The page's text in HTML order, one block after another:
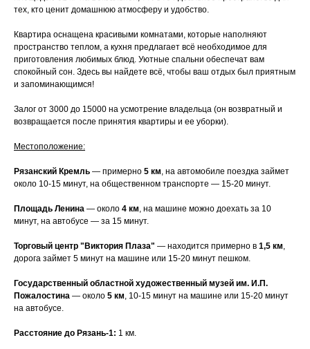
тех, кто ценит домашнюю атмосферу и удобство.
Квартира оснащена красивыми комнатами, которые наполняют
пространство теплом, а кухня предлагает всё необходимое для
приготовления любимых блюд. Уютные спальни обеспечат вам
спокойный сон. Здесь вы найдете всё, чтобы ваш отдых был приятным
и запоминающимся!
Залог от 3000 до 15000 на усмотрение владельца (он возвратный и
возвращается после принятия квартиры и ее уборки).
Местоположение:
Рязанский Кремль — примерно 5 км, на автомобиле поездка займет
около 10-15 минут, на общественном транспорте — 15-20 минут.
Площадь Ленина — около 4 км, на машине можно доехать за 10
минут, на автобусе — за 15 минут.
Торговый центр "Виктория Плаза" — находится примерно в 1,5 км,
дорога займет 5 минут на машине или 15-20 минут пешком.
Государственный областной художественный музей им. И.П.
Пожалостина — около 5 км, 10-15 минут на машине или 15-20 минут
на автобусе.
Расстояние до Рязань-1: 1 км.